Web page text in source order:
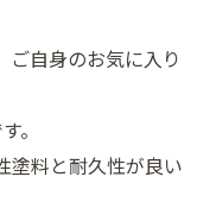
ご自身のお気に入り
。
塗料と耐久性が良い